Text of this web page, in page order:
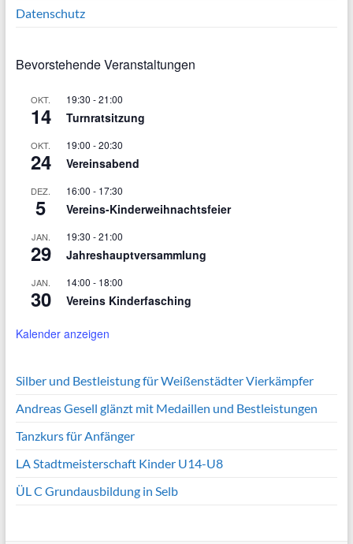
Datenschutz
Bevorstehende Veranstaltungen
OKT.
14
19:30 -21:00
Turnratsitzung
OKT.
24
19:00 -20:30
Vereinsabend
DEZ.
5
16:00 - 17:30
Vereins-Kinderweihnachtsfeier
JAN.
29
19:30 -21:00
Jahreshauptversammlung
JAN.
30
14:00 - 18:00
Vereins Kinderfasching
Kalender anzeigen
Silber und Bestleistung für Weißenstädter Vierkämpfer
Andreas Gesell glänzt mit Medaillen und Bestleistungen
Tanzkurs für Anfänger
LA Stadtmeisterschaft Kinder U14-U8
ÜL C Grundausbildung in Selb